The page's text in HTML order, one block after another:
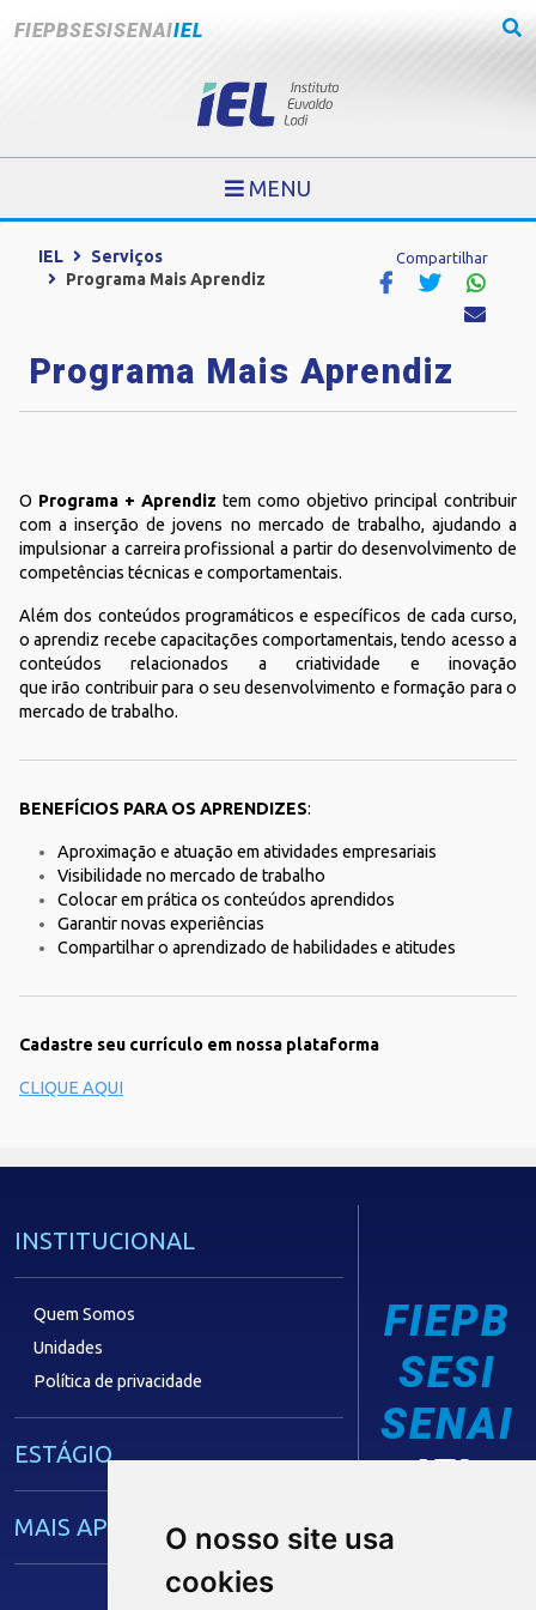
O nosso site usa
cookies
FIEPBSESISENAIIEL
MENU
IEL
Serviços
Programa Mais Aprendiz
Compartilhar
Programa Mais Aprendiz
O Programa + Aprendiz tem como objetivo principal contribuir
com a inserção de jovens no mercado de trabalho, ajudando a
impulsionar a carreira profissional a partir do desenvolvimento de
competências técnicas e comportamentais.
Além dos conteúdos programáticos e específicos de cada curso,
o aprendiz recebe capacitações comportamentais, tendo acesso a
conteúdos relacionados a criatividade e inovação
que irão contribuir para o seu desenvolvimento e formação para o
mercado de trabalho.
BENEFÍCIOS PARA OS APRENDIZES:
Aproximação e atuação em atividades empresariais
Visibilidade no mercado de trabalho
Colocar em prática os conteúdos aprendidos
Garantir novas experiências
Compartilhar o aprendizado de habilidades e atitudes
Cadastre seu currículo em nossa plataforma
CLIQUE AQUI
INSTITUCIONAL
Quem Somos
Unidades
Política de privacidade
ESTÁGIO
MAIS APRENDIZ
CAPACITAÇÃO EMPRESARIAL
FIEPB
SESI
SENAI
IEL